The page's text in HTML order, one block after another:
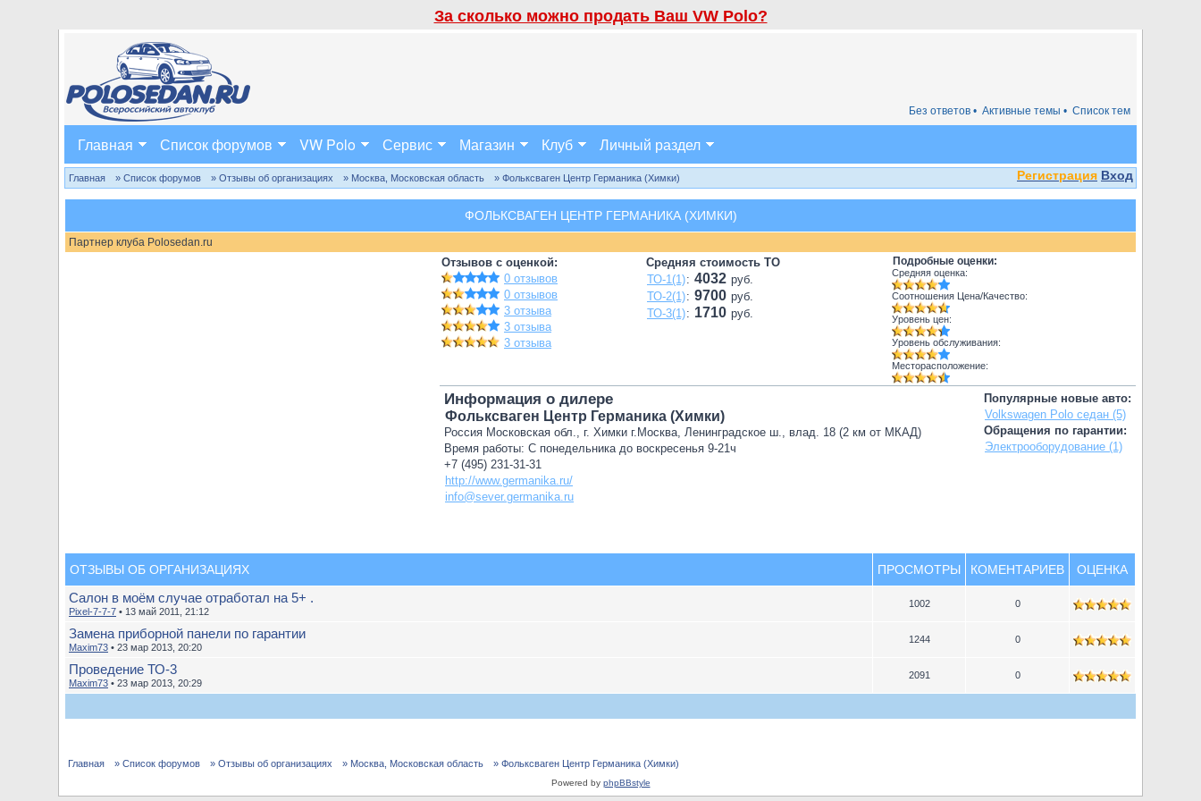
За сколько можно продать Ваш VW Polo?
Список тем
Активные темы •
Без ответов •
Главная Список форумов VW Polo Сервис Магазин Клуб Личный раздел
Регистрация Вход
Главная » Список форумов » Отзывы об организациях » Москва, Московская область » Фольксваген Центр Германика (Химки)
ФОЛЬКСВАГЕН ЦЕНТР ГЕРМАНИКА (ХИМКИ)
Партнер клуба Polosedan.ru
Отзывов с оценкой:
0 отзывов
0 отзывов
3 отзыва
3 отзыва
3 отзыва
Средняя стоимость ТО
ТО-1(1): 4032 руб.
ТО-2(1): 9700 руб.
ТО-3(1): 1710 руб.
Подробные оценки:
Средняя оценка:
Соотношения Цена/Качество:
Уровень цен:
Уровень обслуживания:
Месторасположение:
Популярные новые авто:
Volkswagen Polo седан (5)
Обращения по гарантии:
Электрооборудование (1)
Информация о дилере
Фольксваген Центр Германика (Химки)
Россия Московская обл., г. Химки г.Москва, Ленинградское ш., влад. 18 (2 км от МКАД)
Время работы: С понедельника до воскресенья 9-21ч
+7 (495) 231-31-31
http://www.germanika.ru/
info@sever.germanika.ru
ОТЗЫВЫ ОБ ОРГАНИЗАЦИЯХ ПРОСМОТРЫ КОМЕНТАРИЕВ ОЦЕНКА
Салон в моём случае отработал на 5+ .
Pixel-7-7-7 • 13 май 2011, 21:12
1002 0
Замена приборной панели по гарантии
Maxim73 • 23 мар 2013, 20:20
1244 0
Проведение ТО-3
Maxim73 • 23 мар 2013, 20:29
2091 0
Главная » Список форумов » Отзывы об организациях » Москва, Московская область » Фольксваген Центр Германика (Химки)
Powered by phpBBstyle